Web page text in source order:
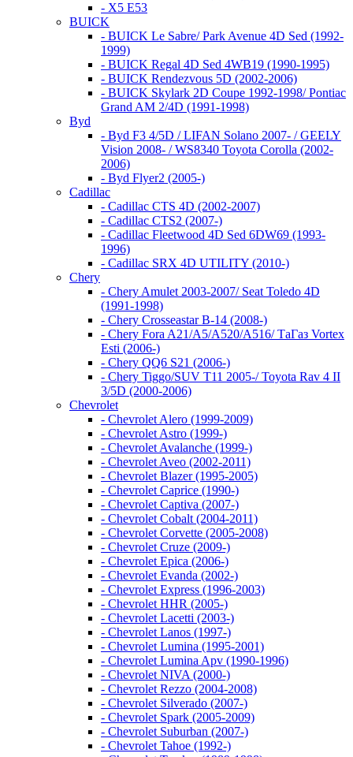
- X5 E53
BUICK
- BUICK Le Sabre/ Park Avenue 4D Sed (1992-
1999)
- BUICK Regal 4D Sed 4WB19 (1990-1995)
- BUICK Rendezvous 5D (2002-2006)
- BUICK Skylark 2D Coupe 1992-1998/ Pontiac
Grand AM 2/4D (1991-1998)
Byd
- Byd F3 4/5D / LIFAN Solano 2007- / GEELY
Vision 2008- / WS8340 Toyota Corolla (2002-
2006)
- Byd Flyer2 (2005-)
Cadillac
- Cadillac CTS 4D (2002-2007)
- Cadillac CTS2 (2007-)
- Cadillac Fleetwood 4D Sed 6DW69 (1993-
1996)
- Cadillac SRX 4D UTILITY (2010-)
Chery
- Chery Amulet 2003-2007/ Seat Toledo 4D
(1991-1998)
- Chery Crosseastar B-14 (2008-)
- Chery Fora A21/A5/A520/A516/ ТаГаз Vortex
Esti (2006-)
- Chery QQ6 S21 (2006-)
- Chery Tiggo/SUV T11 2005-/ Toyota Rav 4 II
3/5D (2000-2006)
Chevrolet
- Chevrolet Alero (1999-2009)
- Chevrolet Astro (1999-)
- Chevrolet Avalanche (1999-)
- Chevrolet Aveo (2002-2011)
- Chevrolet Blazer (1995-2005)
- Chevrolet Caprice (1990-)
- Chevrolet Captiva (2007-)
- Chevrolet Cobalt (2004-2011)
- Chevrolet Corvette (2005-2008)
- Chevrolet Cruze (2009-)
- Chevrolet Epica (2006-)
- Chevrolet Evanda (2002-)
- Chevrolet Express (1996-2003)
- Chevrolet HHR (2005-)
- Chevrolet Lacetti (2003-)
- Chevrolet Lanos (1997-)
- Chevrolet Lumina (1995-2001)
- Chevrolet Lumina Apv (1990-1996)
- Chevrolet NIVA (2000-)
- Chevrolet Rezzo (2004-2008)
- Chevrolet Silverado (2007-)
- Chevrolet Spark (2005-2009)
- Chevrolet Suburban (2007-)
- Chevrolet Tahoe (1992-)